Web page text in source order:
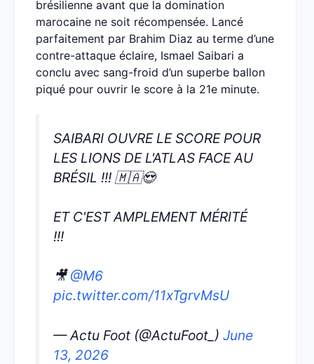
brésilienne avant que la domination
marocaine ne soit récompensée. Lancé
parfaitement par Brahim Diaz au terme d’une
contre-attaque éclaire, Ismael Saibari a
conclu avec sang-froid d’un superbe ballon
piqué pour ouvrir le score à la 21e minute.
SAIBARI OUVRE LE SCORE POUR
LES LIONS DE L'ATLAS FACE AU
BRÉSIL !!! 🇲🇦😍
ET C'EST AMPLEMENT MÉRITÉ
!!!
🎥@M6
pic.twitter.com/11xTgrvMsU
— Actu Foot (@ActuFoot_) June
13, 2026